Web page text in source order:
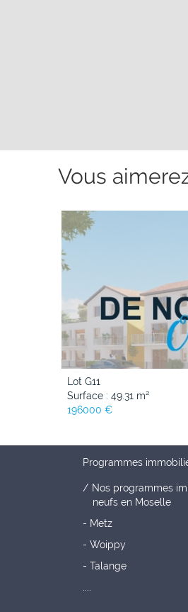
Vous
Lot G11
Surface : 49.31 m²
196000 €
Programmes
Nos programmes
neufs en Moselle
- Metz
- Woippy
- Talange